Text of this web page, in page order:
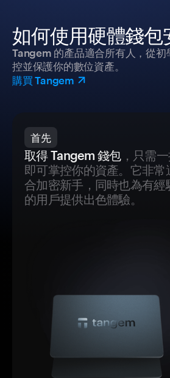
如何使用硬體錢
Tangem 的產品適合所有人，從
控並保護你的數位資產。
購買 Tangem
首先
取得 Tangem 錢包，只需
即可掌控你的資產。它非常
合加密新手，同時也為有經
的用戶提供出色體驗。